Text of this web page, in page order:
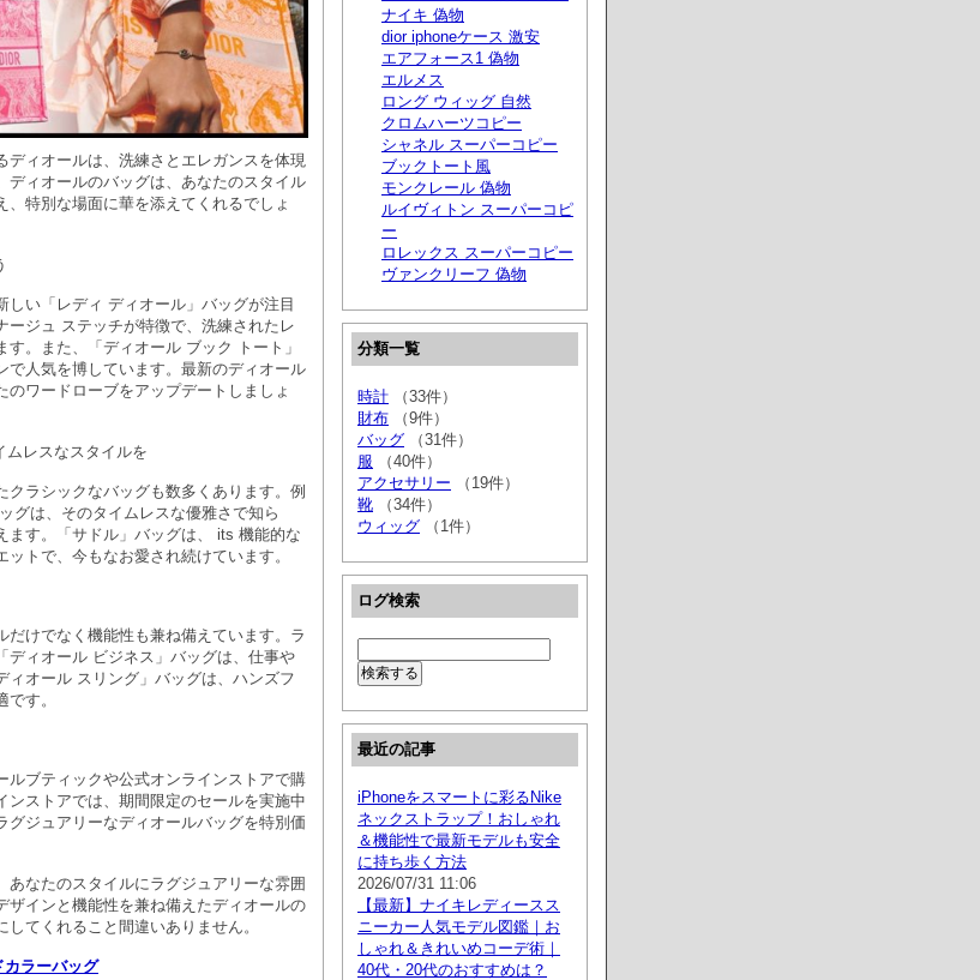
ディオールは、洗練さとエレガンスを体現
ディオールのバッグは、あなたのスタイル
、特別な場面に華を添えてくれるでしょ
い「レディ ディオール」バッグが注目
ージュ ステッチが特徴で、洗練されたレ
。また、「ディオール ブック トート」
で人気を博しています。最新のディオール
ワードローブをアップデートしましょ
ムレスなスタイルを
ラシックなバッグも数多くあります。例
グは、そのタイムレスな優雅さで知ら
ます。「サドル」バッグは、 its 機能的な
トで、今もなお愛され続けています。
だけでなく機能性も兼ね備えています。ラ
ディオール ビジネス」バッグは、仕事や
ィオール スリング」バッグは、ハンズフ
す。
ルブティックや公式オンラインストアで購
ンストアでは、期間限定のセールを実施中
グジュアリーなディオールバッグを特別価
あなたのスタイルにラグジュアリーな雰囲
ザインと機能性を兼ね備えたディオールの
てくれること間違いありません。
カラーバッグ
ナイキ 偽物
dior iphoneケース 激安
エアフォース1 偽物
エルメス
ロング ウィッグ 自然
クロムハーツコピー
シャネル スーパーコピー
ブックトート風
モンクレール 偽物
ルイヴィトン スーパーコピ
ー
ロレックス スーパーコピー
ヴァンクリーフ 偽物
分類一覧
時計 （33件）
財布 （9件）
バッグ （31件）
服 （40件）
アクセサリー （19件）
靴 （34件）
ウィッグ （1件）
ログ検索
最近の記事
iPhoneをスマートに彩るNike
ネックストラップ！おしゃれ
＆機能性で最新モデルも安全
に持ち歩く方法
2026/07/31 11:06
【最新】ナイキレディースス
ニーカー人気モデル図鑑｜お
しゃれ＆きれいめコーデ術｜
40代・20代のおすすめは？